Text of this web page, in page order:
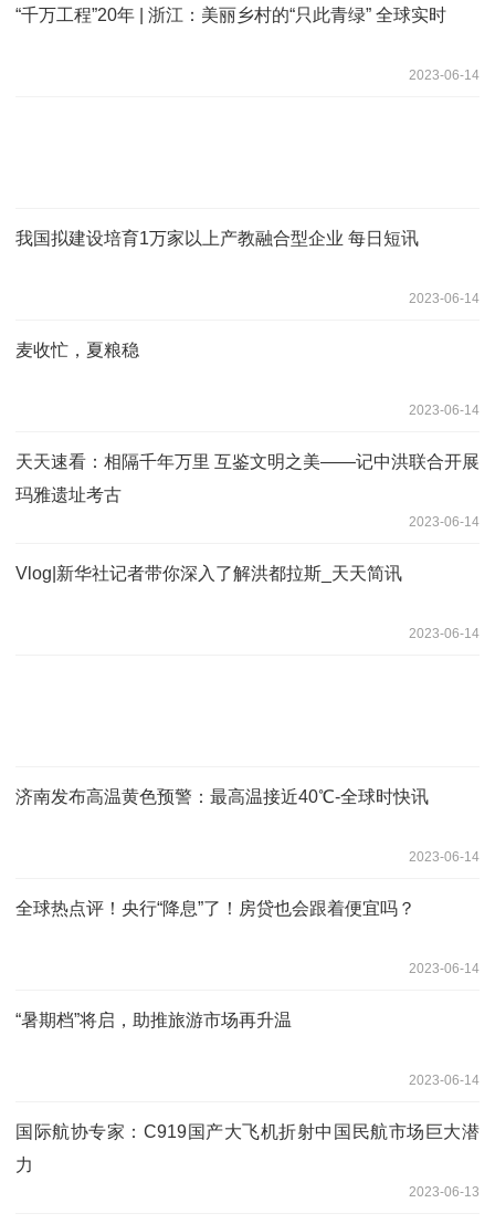
“千万工程”20年 | 浙江：美丽乡村的“只此青绿” 全球实时
2023-06-14
我国拟建设培育1万家以上产教融合型企业 每日短讯
2023-06-14
麦收忙，夏粮稳
2023-06-14
天天速看：相隔千年万里 互鉴文明之美——记中洪联合开展
玛雅遗址考古
2023-06-14
Vlog|新华社记者带你深入了解洪都拉斯_天天简讯
2023-06-14
济南发布高温黄色预警：最高温接近40℃-全球时快讯
2023-06-14
全球热点评！央行“降息”了！房贷也会跟着便宜吗？
2023-06-14
“暑期档”将启，助推旅游市场再升温
2023-06-14
国际航协专家：C919国产大飞机折射中国民航市场巨大潜
力
2023-06-13